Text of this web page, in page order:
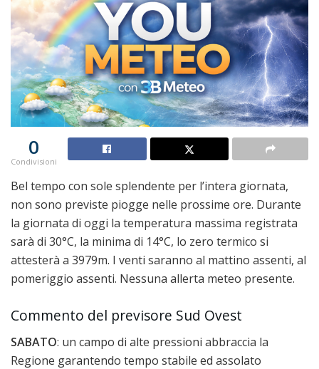
0
Condivisioni
Bel tempo con sole splendente per l’intera giornata,
non sono previste piogge nelle prossime ore. Durante
la giornata di oggi la temperatura massima registrata
sarà di 30°C, la minima di 14°C, lo zero termico si
attesterà a 3979m. I venti saranno al mattino assenti, al
pomeriggio assenti. Nessuna allerta meteo presente.
Commento del previsore Sud Ovest
SABATO: un campo di alte pressioni abbraccia la
Regione garantendo tempo stabile ed assolato